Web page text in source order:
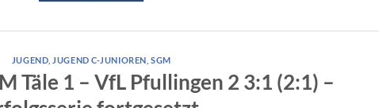
JUGEND JUGEND C-JUNIOREN SGM
Täle 1 – VfL Pfullingen 2 3:1 (2:1) –